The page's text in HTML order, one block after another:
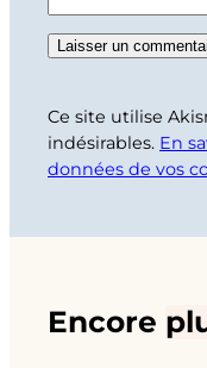
Ce site utilise
indésirables. En
données de vos
Encore